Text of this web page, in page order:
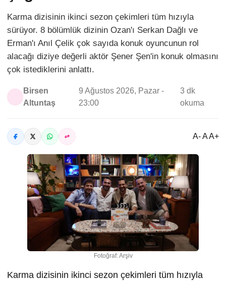
Karma dizisinin ikinci sezon çekimleri tüm hızıyla
sürüyor. 8 bölümlük dizinin Ozan'ı Serkan Dağlı ve
Erman'ı Anıl Çelik çok sayıda konuk oyuncunun rol
alacağı diziye değerli aktör Şener Şen'in konuk olmasını
çok istediklerini anlattı.
Birsen
Altuntaş
9 Ağustos 2026, Pazar -
23:00
3 dk
okuma
A- A A+
Fotoğraf: Arşiv
Karma dizisinin ikinci sezon çekimleri tüm hızıyla